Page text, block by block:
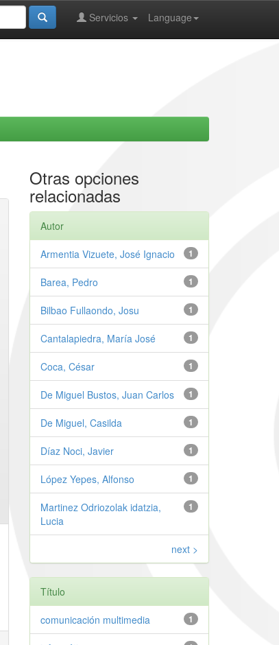
Language
Servicios
Otras opciones
relacionadas
Autor
1
Armentia Vizuete, José Ignacio
1
Barea, Pedro
1
Bilbao Fullaondo, Josu
1
Cantalapiedra, María José
1
Coca, César
1
De Miguel Bustos, Juan Carlos
1
De Miguel, Casilda
1
Díaz Noci, Javier
1
López Yepes, Alfonso
1
Martinez Odriozolak idatzia,
Lucia
next >
Título
1
comunicación multimedia